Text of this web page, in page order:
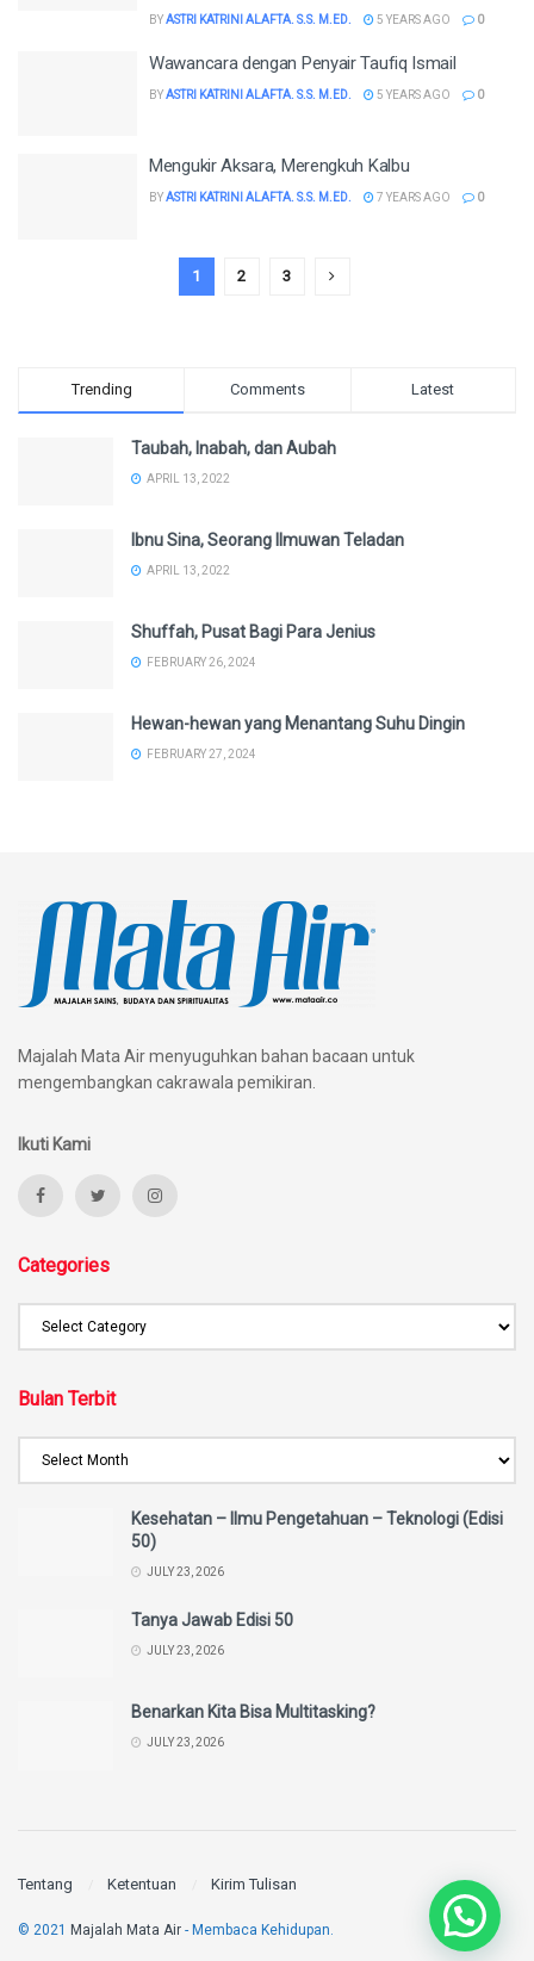
BYASTRI KATRINI ALAFTA. S.S. M.ED. 5 YEARS AGO 0
Wawancara dengan Penyair Taufiq Ismail
BYASTRI KATRINI ALAFTA. S.S. M.ED. 5 YEARS AGO 0
Mengukir Aksara, Merengkuh Kalbu
BYASTRI KATRINI ALAFTA. S.S. M.ED. 7 YEARS AGO 0
1 2 3
Trending Comments Latest
Taubah, Inabah, dan Aubah
APRIL 13, 2022
Ibnu Sina, Seorang Ilmuwan Teladan
APRIL 13, 2022
Shuffah, Pusat Bagi Para Jenius
FEBRUARY 26, 2024
Hewan-hewan yang Menantang Suhu Dingin
FEBRUARY 27, 2024
Majalah Mata Air menyuguhkan bahan bacaan untuk
mengembangkan cakrawala pemikiran.
Ikuti Kami
Categories
Bulan Terbit
Kesehatan – Ilmu Pengetahuan – Teknologi (Edisi
50)
JULY 23, 2026
Tanya Jawab Edisi 50
JULY 23, 2026
Benarkan Kita Bisa Multitasking?
JULY 23, 2026
Tentang Ketentuan Kirim Tulisan
© 2021 Majalah Mata Air - Membaca Kehidupan.